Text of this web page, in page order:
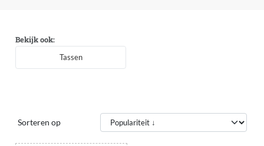
Bekijk ook:
Tassen
Sorteren op